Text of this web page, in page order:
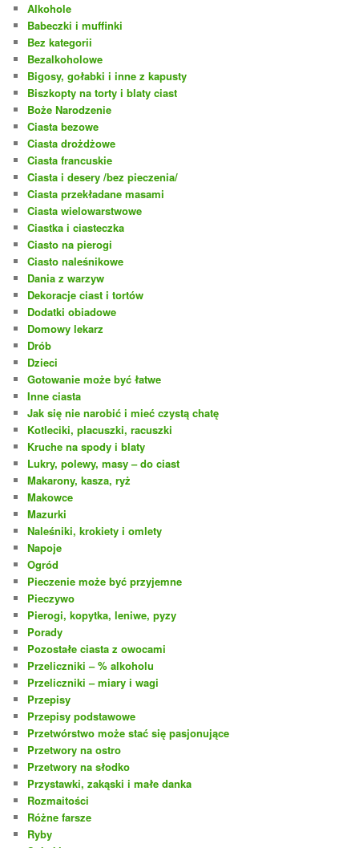
Alkohole
Babeczki i muffinki
Bez kategorii
Bezalkoholowe
Bigosy, gołabki i inne z kapusty
Biszkopty na torty i blaty ciast
Boże Narodzenie
Ciasta bezowe
Ciasta drożdżowe
Ciasta francuskie
Ciasta i desery /bez pieczenia/
Ciasta przekładane masami
Ciasta wielowarstwowe
Ciastka i ciasteczka
Ciasto na pierogi
Ciasto naleśnikowe
Dania z warzyw
Dekoracje ciast i tortów
Dodatki obiadowe
Domowy lekarz
Drób
Dzieci
Gotowanie może być łatwe
Inne ciasta
Jak się nie narobić i mieć czystą chatę
Kotleciki, placuszki, racuszki
Kruche na spody i blaty
Lukry, polewy, masy – do ciast
Makarony, kasza, ryż
Makowce
Mazurki
Naleśniki, krokiety i omlety
Napoje
Ogród
Pieczenie może być przyjemne
Pieczywo
Pierogi, kopytka, leniwe, pyzy
Porady
Pozostałe ciasta z owocami
Przeliczniki – % alkoholu
Przeliczniki – miary i wagi
Przepisy
Przepisy podstawowe
Przetwórstwo może stać się pasjonujące
Przetwory na ostro
Przetwory na słodko
Przystawki, zakąski i małe danka
Rozmaitości
Różne farsze
Ryby